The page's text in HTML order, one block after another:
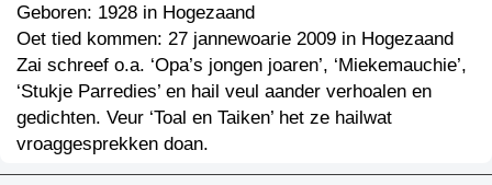
Geboren: 1928 in Hogezaand
Oet tied kommen: 27 jannewoarie 2009 in Hogezaand
Zai schreef o.a. ‘Opa’s jongen joaren’, ‘Miekemauchie’,
‘Stukje Parredies’ en hail veul aander verhoalen en
gedichten. Veur ‘Toal en Taiken’ het ze hailwat
vroaggesprekken doan.